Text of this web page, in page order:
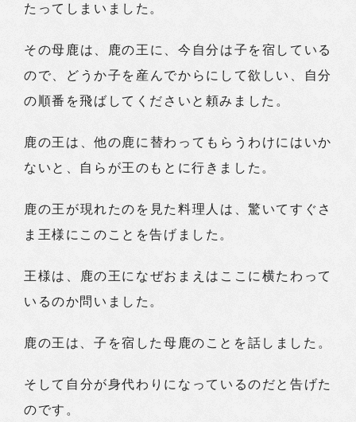
たってしまいました。
その母鹿は、鹿の王に、今自分は子を宿している
ので、どうか子を産んでからにして欲しい、自分
の順番を飛ばしてくださいと頼みました。
鹿の王は、他の鹿に替わってもらうわけにはいか
ないと、自らが王のもとに行きました。
鹿の王が現れたのを見た料理人は、驚いてすぐさ
ま王様にこのことを告げました。
王様は、鹿の王になぜおまえはここに横たわって
いるのか問いました。
鹿の王は、子を宿した母鹿のことを話しました。
そして自分が身代わりになっているのだと告げた
のです。